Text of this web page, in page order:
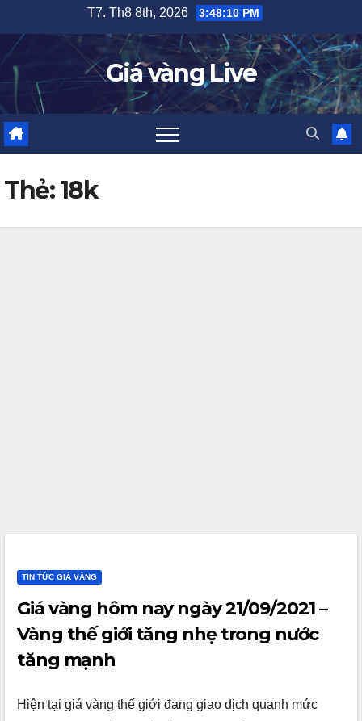
content
T7. Th8 8th, 2026 3:48:10 PM
Giá vàng Live
Thẻ:18k
TIN TỨC GIÁ VÀNG
Giá vàng hôm nay ngày 21/09/2021 –
Vàng thế giới tăng nhẹ trong nước
tăng mạnh
Hiện tại giá vàng thế giới đang giao dịch quanh mức